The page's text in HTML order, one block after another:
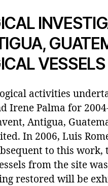
VESSELS
activities
Irene Palma for
Antigua,
In 2006, Luis
to this
from the site
restored will be